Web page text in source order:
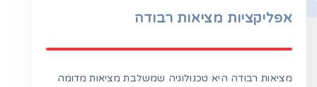
אפליקציות מציאות רבודה
מציאות רבודה היא טכנולוגיה שמשלבת מציאות מדומה